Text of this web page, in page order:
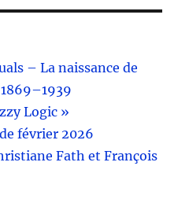
– La naissance de
Logic »
février 2026
Fath et François